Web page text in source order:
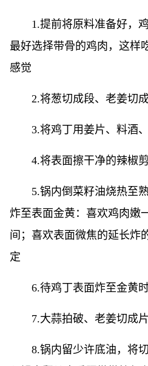
1.提前将原料准备好，
最好选择带骨的鸡肉，这样
感觉
2.将葱切成段、老姜切
3.将鸡丁用姜片、料酒
4.将表面擦干净的辣椒
5.锅内倒菜籽油烧热至
炸至表面金黄：喜欢鸡肉嫩
间；喜欢表面微焦的延长炸
定
6.待鸡丁表面炸至金黄
7.大蒜拍破、老姜切成片
8.锅内留少许底油，将